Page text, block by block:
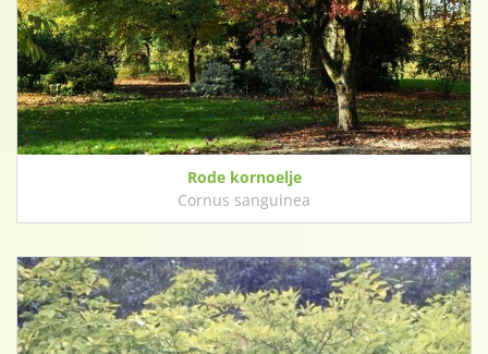
Rode kornoelje
Cornus sanguinea